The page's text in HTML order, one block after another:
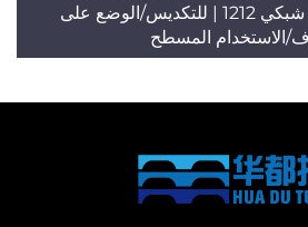
1200×1200 مم | شبكي 1212 | للتكديس/الوضع على
الاستخدام المسطح